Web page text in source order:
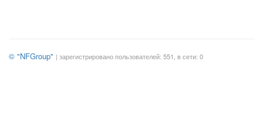
© "NFGroup" | зарегистрировано пользователей: 551, в сети: 0